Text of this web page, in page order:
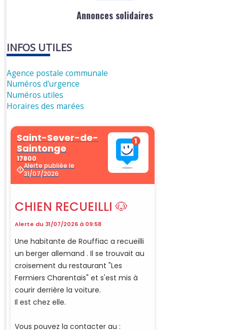
Annonces solidaires
INFOS UTILES
Agence postale communale
Numéros d'urgence
Numéros utiles
Horaires des marées